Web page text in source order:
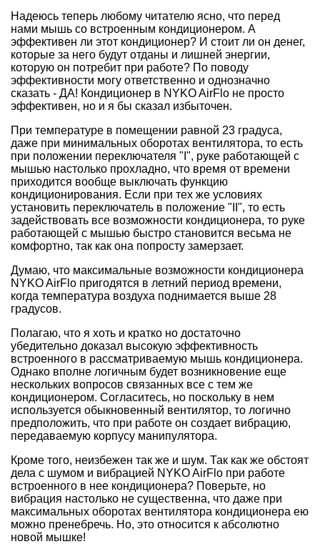
Надеюсь теперь любому читателю ясно, что перед
нами мышь со встроенным кондиционером. А
эффективен ли этот кондиционер? И стоит ли он денег,
которые за него будут отданы и лишней энергии,
которую он потребит при работе? По поводу
эффективности могу ответственно и однозначно
сказать - ДА! Кондиционер в NYKO AirFlo не просто
эффективен, но и я бы сказал избыточен.
При температуре в помещении равной 23 градуса,
даже при минимальных оборотах вентилятора, то есть
при положении переключателя "I", руке работающей с
мышью настолько прохладно, что время от времени
приходится вообще выключать функцию
кондиционирования. Если при тех же условиях
установить переключатель в положение "II", то есть
задействовать все возможности кондиционера, то руке
работающей с мышью быстро становится весьма не
комфортно, так как она попросту замерзает.
Думаю, что максимальные возможности кондиционера
NYKO AirFlo пригодятся в летний период времени,
когда температура воздуха поднимается выше 28
градусов.
Полагаю, что я хоть и кратко но достаточно
убедительно доказал высокую эффективность
встроенного в рассматриваемую мышь кондиционера.
Однако вполне логичным будет возникновение еще
нескольких вопросов связанных все с тем же
кондиционером. Согласитесь, но поскольку в нем
используется обыкновенный вентилятор, то логично
предположить, что при работе он создает вибрацию,
передаваемую корпусу манипулятора.
Кроме того, неизбежен так же и шум. Так как же обстоят
дела с шумом и вибрацией NYKO AirFlo при работе
встроенного в нее кондиционера? Поверьте, но
вибрация настолько не существенна, что даже при
максимальных оборотах вентилятора кондиционера ею
можно пренебречь. Но, это относится к абсолютно
новой мышке!